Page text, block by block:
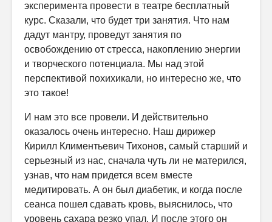
эксперимента провести в театре бесплатный
курс. Сказали, что будет три занятия. Что нам
дадут мантру, проведут занятия по
освобождению от стресса, накоплению энергии
и творческого потенциала. Мы над этой
перспективой похихикали, но интересно же, что
это такое!
И нам это все провели. И действительно
оказалось очень интересно. Наш дирижер
Кирилл Климентьевич Тихонов, самый старший и
серьезный из нас, сначала чуть ли не матерился,
узнав, что нам придется всем вместе
медитировать. А он был диабетик, и когда после
сеанса пошел сдавать кровь, выяснилось, что
уровень сахара резко упал. И после этого он